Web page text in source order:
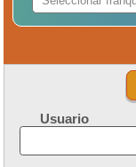
Usuario